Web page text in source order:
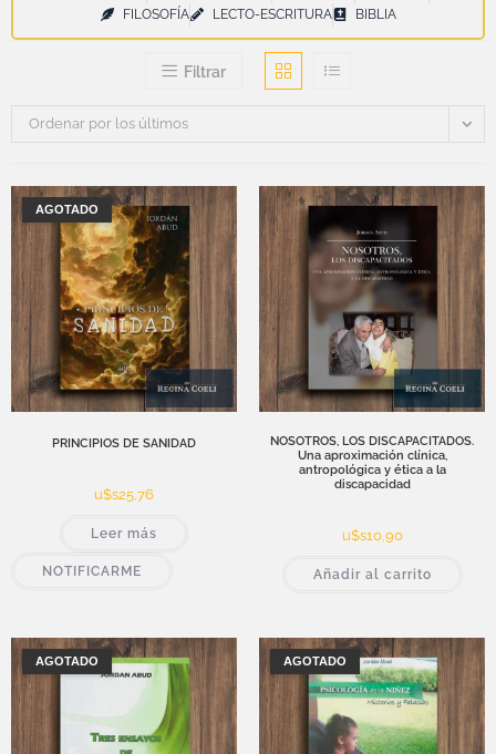
FILOSOFÍA
LECTO-ESCRITURA BIBLIA
Filtrar
Ordenar por los últimos
AGOTADO
PRINCIPIOS DE SANIDAD
u$s25,76
Leer más
NOTIFICARME
NOSOTROS, LOS DISCAPACITADOS.
Una aproximación clínica,
antropológica y ética a la
discapacidad
u$s10,90
Añadir al carrito
AGOTADO AGOTADO